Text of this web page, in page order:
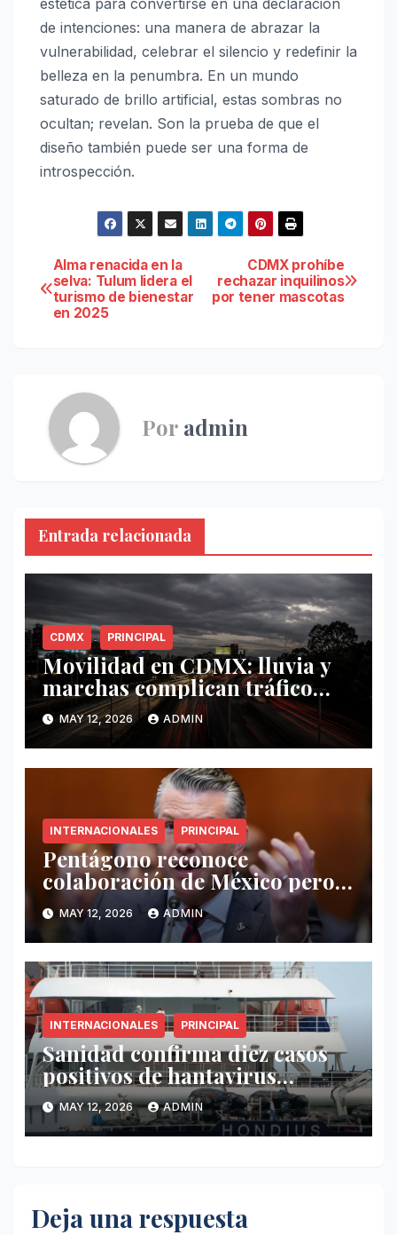
de intenciones: una manera de abrazar la
vulnerabilidad, celebrar el silencio y redefinir la
belleza en la penumbra. En un mundo
saturado de brillo artificial, estas sombras no
ocultan; revelan. Son la prueba de que el
diseño también puede ser una forma de
introspección.
Navegación
de
CDMX prohíbe
rechazar inquilinos
por tener mascotas
Alma renacida en la
selva: Tulum lidera el
turismo de bienestar
en 2025
Por admin
Entrada relacionada
CDMX PRINCIPAL
Movilidad en CDMX: lluvia y
marchas complican tráfico
este 12 de mayo
MAY 12, 2026 ADMIN
INTERNACIONALES PRINCIPAL
Pentágono reconoce
colaboración de México pero
exige mayor operatividad
antidrogas
MAY 12, 2026 ADMIN
INTERNACIONALES PRINCIPAL
Sanidad confirma diez casos
positivos de hantavirus
vinculados al crucero MV
Hondius
MAY 12, 2026 ADMIN
Deja una respuesta